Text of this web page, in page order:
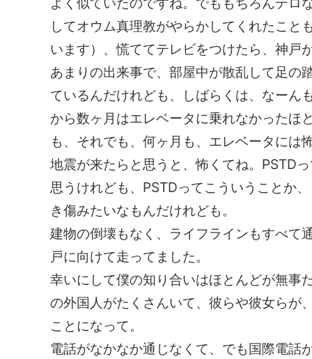
してオウム真理教がやらかしてくれたこ
います）、慌ててテレビをつけたら、神戸
あまりの出来事で、部屋中が散乱して足の
ているんだけれども、しばらくは、なーん
から数ヶ月はエレベータに乗れなかったほ
も、それでも、何ヶ月も、エレベータには
地震が来たらと思うと、怖くてね。PSTD
思うけれども、PSTDってこういうことか
き傷みたいなもんだけれども。
建物の倒壊もなく、ライフラインもすべて
戸に向けて走ってました。
幸いにして僕の知り合いはほとんどが無事
の外国人がたくさんいて、彼らや彼女らが
ことになって。
電話がなかなか通じなくて、でも国際電話